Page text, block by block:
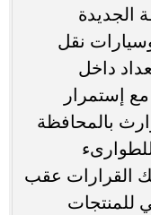
الجديدة
نقل
داخل
إستمرار
بالمحافظة
القرارات عقب
للمنتجات